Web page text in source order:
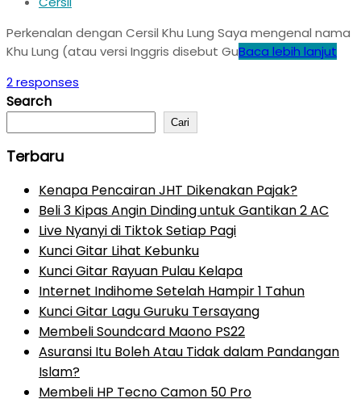
Perkenalan dengan Cersil Khu Lung Saya mengenal nama
Khu Lung (atau versi Inggris disebut GuBaca lebih lanjut
2 responses
Search
Cari
Terbaru
Kenapa Pencairan JHT Dikenakan Pajak?
Beli 3 Kipas Angin Dinding untuk Gantikan 2 AC
Live Nyanyi di Tiktok Setiap Pagi
Kunci Gitar Lihat Kebunku
Kunci Gitar Rayuan Pulau Kelapa
Internet Indihome Setelah Hampir 1 Tahun
Kunci Gitar Lagu Guruku Tersayang
Membeli Soundcard Maono PS22
Asuransi Itu Boleh Atau Tidak dalam Pandangan
Islam?
Membeli HP Tecno Camon 50 Pro